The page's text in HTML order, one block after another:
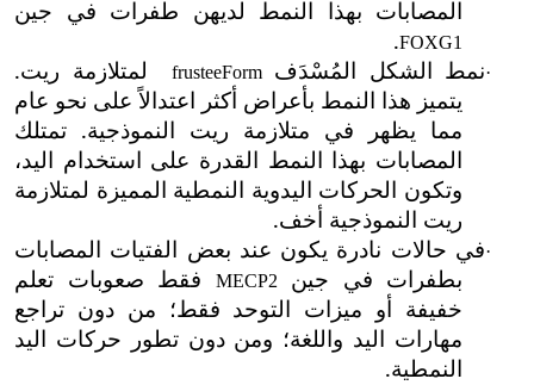
المصابات بهذا النمط لديهن طفرات في جين
FOXG1
.
·نمط الشكل المُسْدَفForm
e
fruste
لمتلازمة ريت.
يتميز هذا النمط بأعراض أكثر اعتدالاً على نحو عام
مما يظهر في متلازمة ريت النموذجية. تمتلك
المصابات بهذا النمط القدرة على استخدام اليد،
وتكون الحركات اليدوية النمطية المميزة لمتلازمة
ريت النموذجية أخف.
·في حالات نادرة يكون عند بعض الفتيات المصابات
بطفرات في جينMECP2
فقط صعوبات تعلم
خفيفة أو ميزات التوحد فقط؛ من دون تراجع
مهارات اليد واللغة؛ ومن دون تطور حركات اليد
النمطية.